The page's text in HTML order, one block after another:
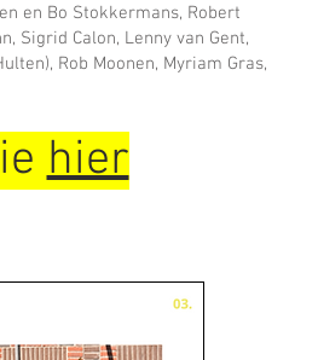
en Bo Stokkermans, Robert
Sigrid Calon, Lenny van Gent,
Rob Moonen, Myriam Gras,
hier